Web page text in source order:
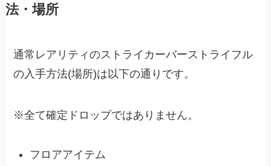
法・場所
通常レアリティのストライカーバーストライフル
の入手方法(場所)は以下の通りです。
※全て確定ドロップではありません。
フロアアイテム